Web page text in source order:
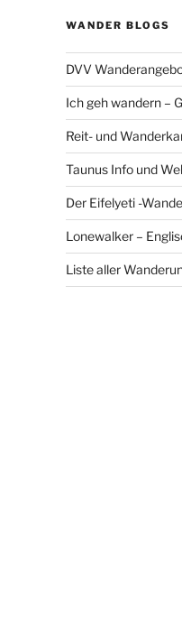
WANDER BLOGS
DVV
Ich geh wandern –
Reit- und
Taunus Info und
Der Eifelyeti -
Lonewalker –
Liste aller